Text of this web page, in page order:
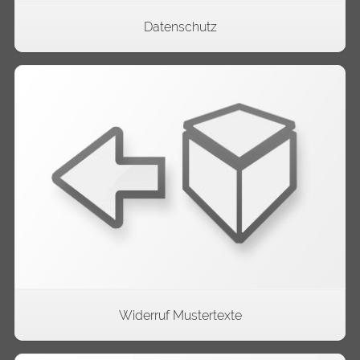
Flow-Shopsoftware DSGVO uvm.
Datenschutz
Widerruf Mustertexte